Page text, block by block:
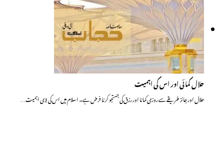
حلال کمائی اور اس کی اہمیت
حلال اور جائز طریقے سے روزی کمانا اور رزق کی جستجو کرنا فرض ہے۔ اسلام میں اس کی بڑی اہمیت…